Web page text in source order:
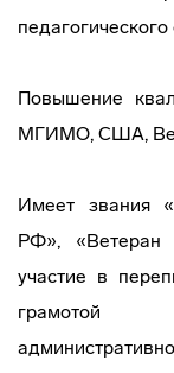
Повышение
МГИМО, США,
Имеет звания
РФ», «Ветеран
участие в
грамотой